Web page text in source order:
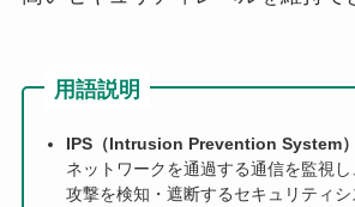
用語説明
IPS（Intrusion Prevention System）
ネットワークを通過する通信を監視
攻撃を検知・遮断するセキュリティ